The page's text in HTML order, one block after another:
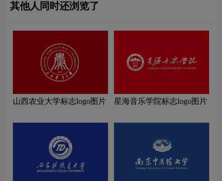
其他人同时还浏览了
山西农业大学标志logo图片 星海音乐学院标志logo图片